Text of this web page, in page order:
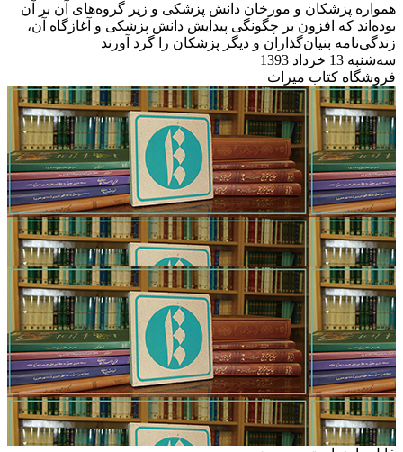
همواره پزشکان و مورخان دانش پزشکی و زیر گروه‌های آن بر آن
بوده‌اند که افزون بر چگونگی پیدایش دانش پزشکی و آغازگاه آن،
زندگی‌نامه بنیان‌گذاران و دیگر پزشکان را گرد آورند
سه‌شنبه 13 خرداد 1393
فروشگاه کتاب میراث